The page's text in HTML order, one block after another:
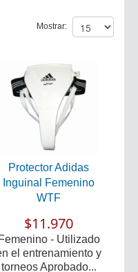
Mostrar:
Protector Adidas
Inguinal Femenino
WTF
$11.970
Femenino - Utilizado
el entrenamiento y
torneos Aprobado...